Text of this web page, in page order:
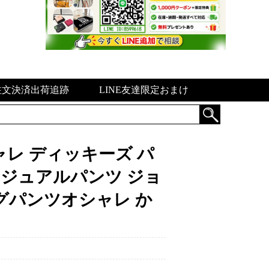
文決済出荷追跡 LINE友達限定おまけ
レ ディッキーズ パ
ュアルパンツ ジョ
パンツオシャレ か